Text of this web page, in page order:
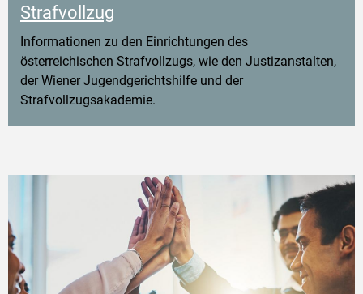
Strafvollzug
Informationen zu den Einrichtungen des
österreichischen Strafvollzugs, wie den Justizanstalten,
der Wiener Jugendgerichtshilfe und der
Strafvollzugsakademie.